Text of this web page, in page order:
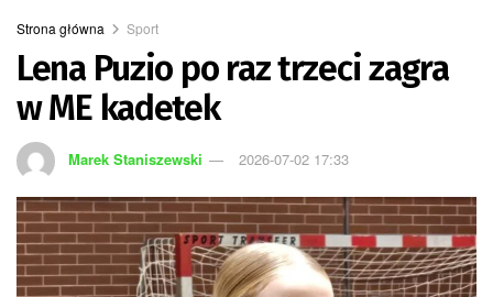
Strona główna Sport
Lena Puzio po raz trzeci zagra
w ME kadetek
Marek Staniszewski 2026-07-02 17:33